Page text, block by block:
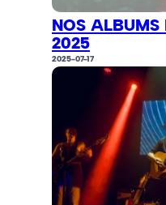
NOS ALBUMS
2025
2025-07-17